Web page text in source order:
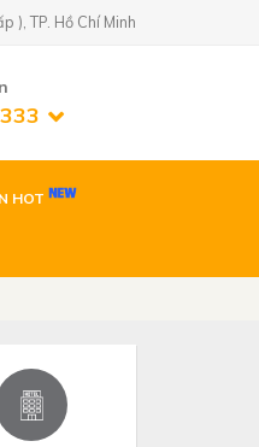
), TP. Hồ Chí Minh
HOT